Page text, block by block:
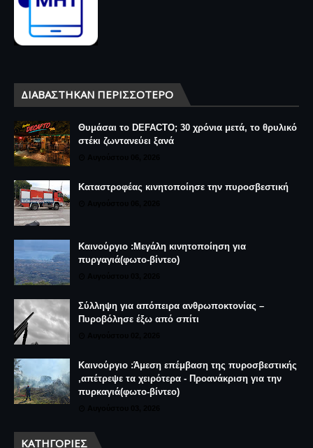
ΔΙΑΒΆΣΤΗΚΑΝ ΠΕΡΙΣΣΌΤΕΡΟ
Θυμάσαι το DEFACTO; 30 χρόνια μετά, το θρυλικό
στέκι ζωντανεύει ξανά
Καταστροφέας κινητοποίησε την πυροσβεστική
Καινούργιο :Μεγάλη κινητοποίηση για
πυργαγιά(φωτο-βίντεο)
Σύλληψη για απόπειρα ανθρωποκτονίας –
Πυροβόλησε έξω από σπίτι
Καινούργιο :Άμεση επέμβαση της πυροσβεστικής
,απέτρεψε τα χειρότερα - Προανάκριση για την
πυρκαγιά(φωτο-βίντεο)
ΚΑΤΗΓΟΡΊΕΣ